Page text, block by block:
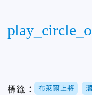
標籤： 布萊爾上將